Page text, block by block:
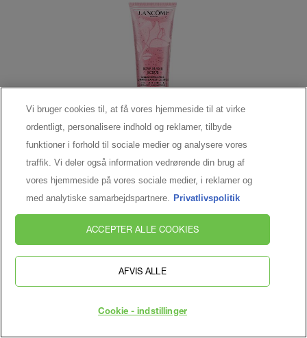
ROSE SUGAR SCRUB
JEG ER INTERESSERET I AT MODTAGE LANCÔMES
Vi bruger cookies til, at få vores hjemmeside til at virke
ordentligt, personalisere indhold og reklamer, tilbyde
funktioner i forhold til sociale medier og analysere vores
traffik. Vi deler også information vedrørende din brug af
vores hjemmeside på vores sociale medier, i reklamer og
med analytiske samarbejdspartnere. Privatlivspolitik
Cookie - indstillinger
AFVIS ALLE
ACCEPTER ALLE COOKIES